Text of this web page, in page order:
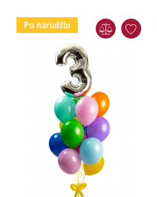
Po narudžbi